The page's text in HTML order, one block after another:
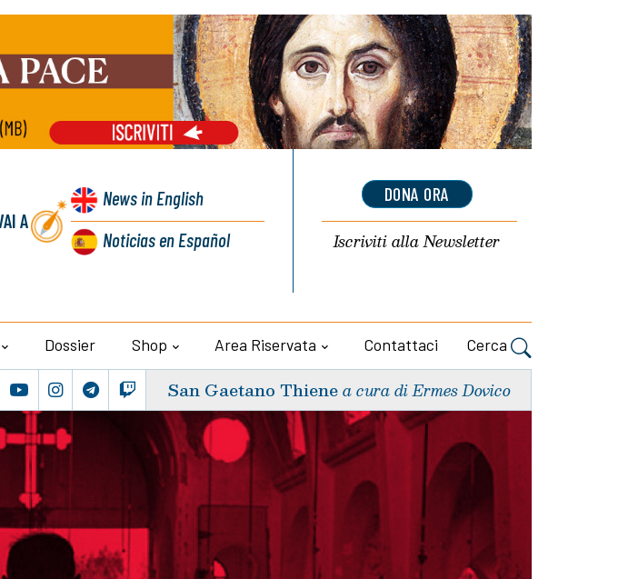
A
Newsin English
Noticiasen Español
DONA ORA
Iscriviti allaNewsletter
Dossier Shop Area Riservata Contattaci Cerca
San Gaetano Thiene a cura di Ermes Dovico